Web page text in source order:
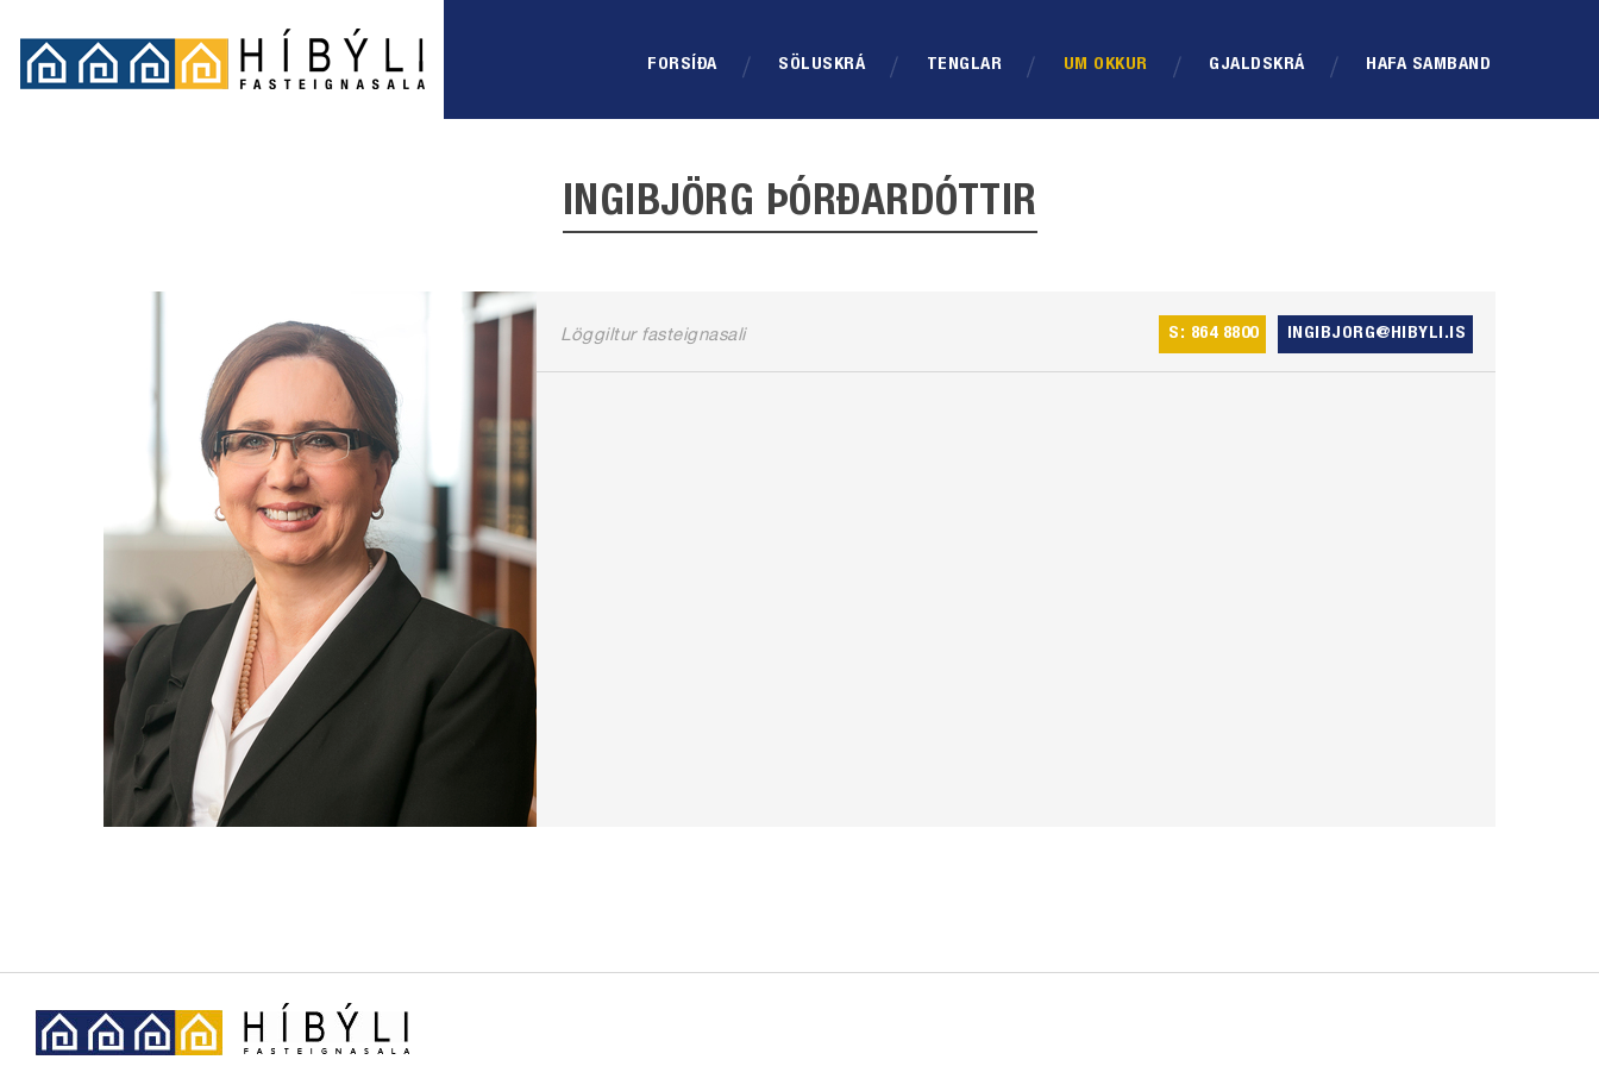
FORSÍÐA SÖLUSKRÁ TENGLAR UM OKKUR GJALDSKRÁ HAFA SAMBAND
INGIBJÖRG ÞÓRÐARDÓTTIR
Löggiltur fasteignasali S: 864 8800 INGIBJORG@HIBYLI.IS